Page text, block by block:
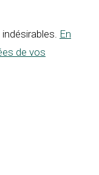
En
de vos